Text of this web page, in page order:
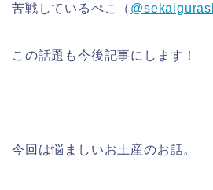
苦戦しているぺこ（
この話題も今後記事にします！
今回は悩ましいお土産のお話。